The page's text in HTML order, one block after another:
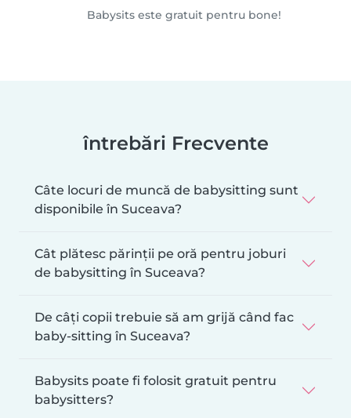
Babysits este gratuit pentru bone!
întrebări Frecvente
Câte locuri de muncă de babysitting sunt
disponibile în Suceava?
Cât plătesc părinții pe oră pentru joburi
de babysitting în Suceava?
De câți copii trebuie să am grijă când fac
baby-sitting în Suceava?
Babysits poate fi folosit gratuit pentru
babysitters?